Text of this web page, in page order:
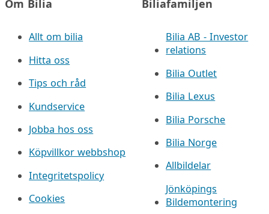
Om Bilia
Allt om bilia
Hitta oss
Tips och råd
Kundservice
Jobba hos oss
Köpvillkor webbshop
Integritetspolicy
Cookies
Biliafamiljen
Bilia AB - Investor
relations
Bilia Outlet
Bilia Lexus
Bilia Porsche
Bilia Norge
Allbildelar
Jönköpings
Bildemontering